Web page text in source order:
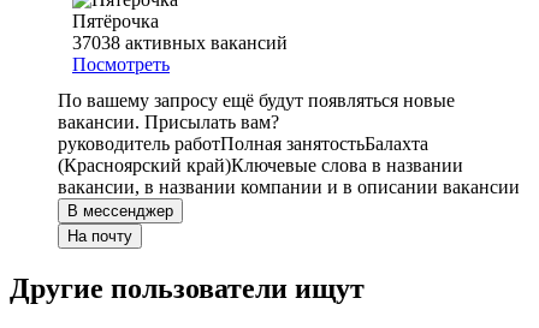
Пятёрочка
37038 активных вакансий
Посмотреть
По вашему запросу ещё будут появляться новые
вакансии. Присылать вам?
руководитель работПолная занятостьБалахта
(Красноярский край)Ключевые слова в названии
вакансии, в названии компании и в описании вакансии
В мессенджер
На почту
Другие пользователи ищут